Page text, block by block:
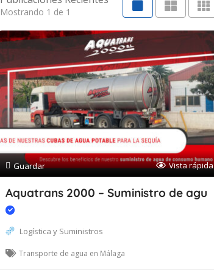
Mostrando 1 de 1
Guardar Vista rápida
Aquatrans 2000 – Suministro de agu
Logística y Suministros
Transporte de agua en Málaga